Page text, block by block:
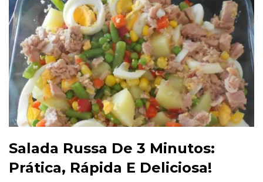
Salada Russa De 3 Minutos:
Prática, Rápida E Deliciosa!